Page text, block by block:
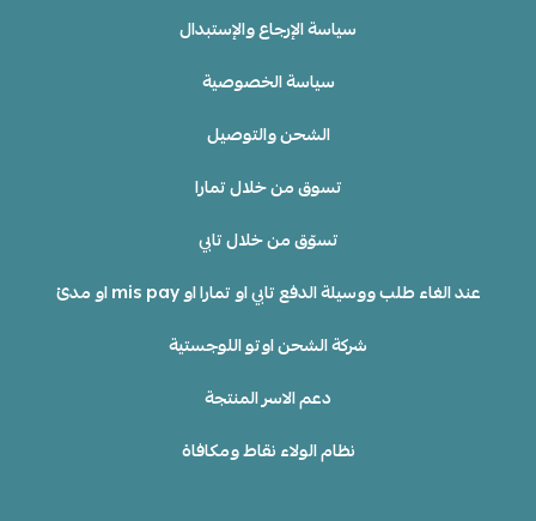
سياسة الإرجاع والإستبدال
سياسة الخصوصية
الشحن والتوصيل
تسوق من خلال تمارا
تسوّق من خلال تابي
عند الغاء طلب ووسيلة الدفع تابي او تمارا او mis pay او مدئ
شركة الشحن اوتو اللوجستية
دعم الاسر المنتجة
نظام الولاء نقاط ومكافاة